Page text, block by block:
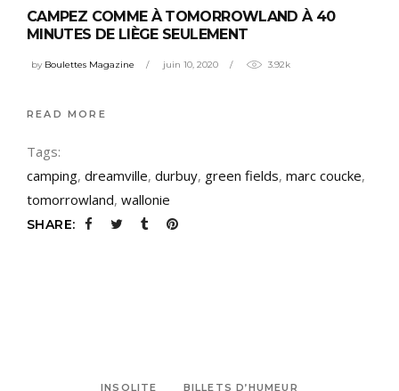
CAMPEZ COMME À TOMORROWLAND À 40
MINUTES DE LIÈGE SEULEMENT
by Boulettes Magazine juin 10, 2020 3.92k
READ MORE
Tags:
camping, dreamville, durbuy, green fields, marc coucke,
tomorrowland, wallonie
SHARE:
INSOLITE BILLETS D’HUMEUR